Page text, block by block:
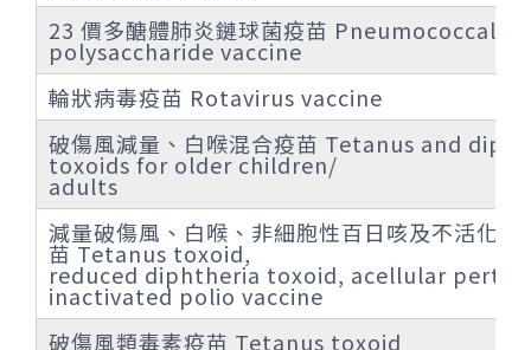
23 價多醣體肺炎鏈球菌疫苗 Pneumococcal
polysaccharide vaccine
輪狀病毒疫苗 Rotavirus vaccine
破傷風減量、白喉混合疫苗 Tetanus and
toxoids for older children/
adults
減量破傷風、白喉、非細胞性百日咳及不活化小
苗 Tetanus toxoid,
reduced diphtheria toxoid, acellular
inactivated polio vaccine
破傷風類毒素疫苗 Tetanus toxoid